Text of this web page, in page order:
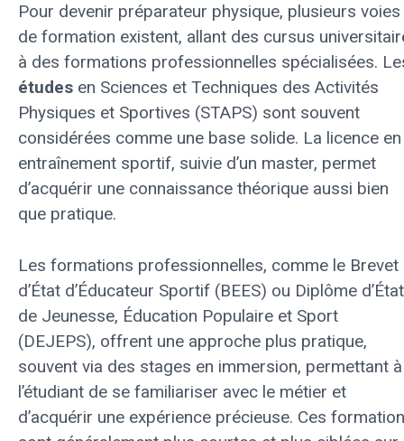
Pour devenir préparateur physique, plusieurs voies
de formation existent, allant des cursus
à des formations professionnelles spécialisées.
études en Sciences et Techniques des Activités
Physiques et Sportives (STAPS) sont souvent
considérées comme une base solide. La licence en
entraînement sportif, suivie d’un master, permet
d’acquérir une connaissance théorique aussi bien
que pratique.
Les formations professionnelles, comme le Brevet
d’État d’Éducateur Sportif (BEES) ou Diplôme d’État
de Jeunesse, Éducation Populaire et Sport
(DEJEPS), offrent une approche plus pratique,
souvent via des stages en immersion, permettant à
l’étudiant de se familiariser avec le métier et
d’acquérir une expérience précieuse. Ces